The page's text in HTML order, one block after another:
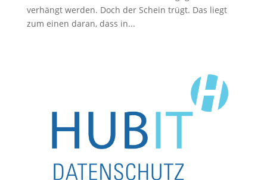
verhängt werden. Doch der Schein trügt. Das liegt
zum einen daran, dass in...